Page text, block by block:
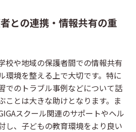
との連携・情報共有の重
校や地域の保護者間での情報共有
環境を整える上で大切です。特に
でのトラブル事例などについて話
ことは大きな助けとなります。ま
スクール関連のサポートやヘル
し、子どもの教育環境をより良い